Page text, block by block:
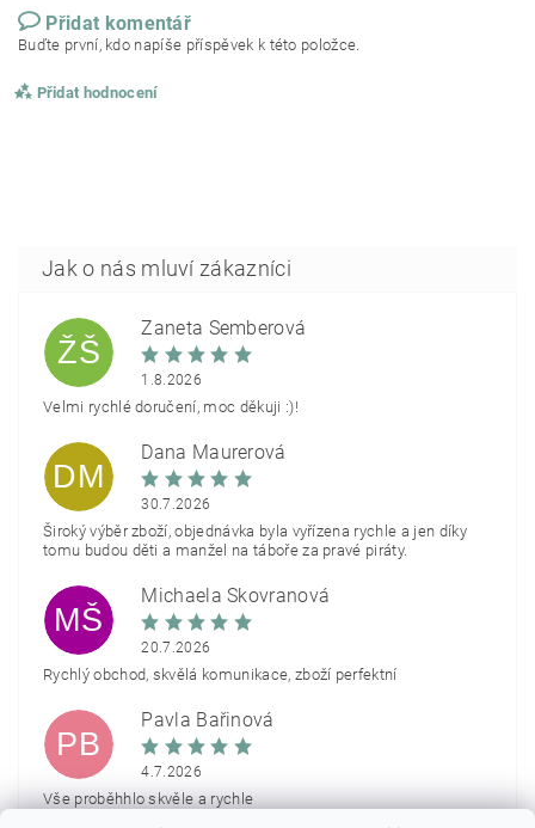
Přidat komentář
Buďte první, kdo napíše příspěvek k této položce.
Přidat hodnocení
ŽŠ
Žaneta Šemberová
1.8.2026
Velmi rychlé doručení, moc děkuji :)!
DM
Dana Maurerová
30.7.2026
Široký výběr zboží, objednávka byla vyřízena rychle a jen díky
tomu budou děti a manžel na táboře za pravé piráty.
MŠ
Michaela Škovranová
20.7.2026
Rychlý obchod, skvělá komunikace, zboží perfektní
PB
Pavla Bařinová
4.7.2026
Vše proběhhlo skvěle a rychle